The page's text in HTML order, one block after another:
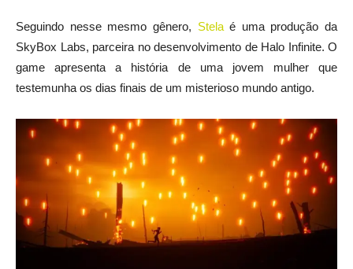
Seguindo nesse mesmo gênero, Stelaé uma produção da
SkyBox Labs, parceira no desenvolvimento de Halo Infinite. O
game apresenta a história de uma jovem mulher que
testemunha os dias finais de um misterioso mundo antigo.